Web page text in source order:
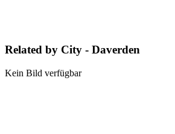
Related by City - Daverden
Kein Bild verfügbar